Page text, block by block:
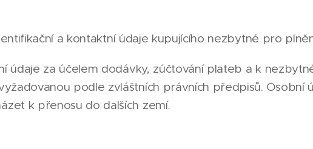
a kontaktní údaje kupujícího nezbytné pro
údaje za účelem dodávky, zúčtování plateb a k
podle zvláštních právních předpisů. Osobní
k přenosu do dalších zemí.